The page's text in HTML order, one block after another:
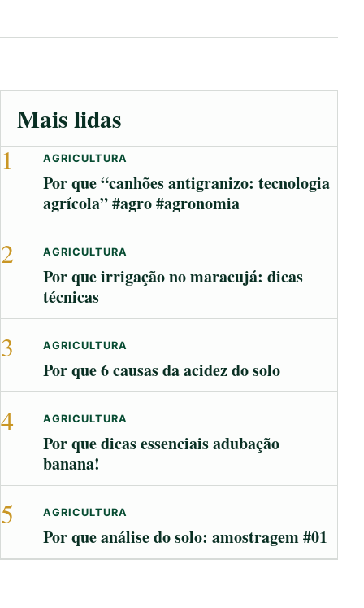
Mais lidas
1
AGRICULTURA
Por que “canhões antigranizo: tecnologia
agrícola” #agro #agronomia
2 AGRICULTURA
Por que irrigação no maracujá: dicas
técnicas
3 AGRICULTURA
Por que 6 causas da acidez do solo
4 AGRICULTURA
Por que dicas essenciais adubação
banana!
5 AGRICULTURA
Por que análise do solo: amostragem #01